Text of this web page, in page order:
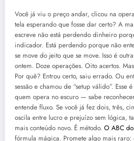
Você já viu o preço andar, clicou na
tela esperando que fosse dar certo? A
escreve não está perdendo dinheiro
indicador. Está perdendo porque não
se move do jeito que se move. Isso é
ontem. Doze operações. Oito acertos.
Por quê? Entrou certo, saiu errado. Ou
sessão e chamou de “setup válido”. Esse
quem opera no escuro — sabe
entende fluxo. Se você já fez dois, três,
oscila entre lucro e prejuízo sem lógica,
mais conteúdo novo. É método. O ABC
fórmula mágica. Promete algo mais